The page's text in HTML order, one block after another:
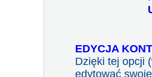
EDYCJA
Dzięki tej opcji
edytować